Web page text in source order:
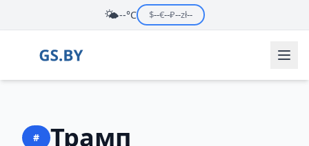
🌤️--°C $--€--₽--zł--
# Трамп